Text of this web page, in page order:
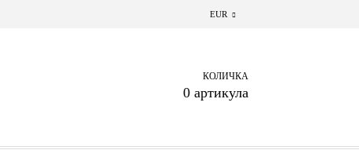
EUR
КОЛИЧКА
0 артикула